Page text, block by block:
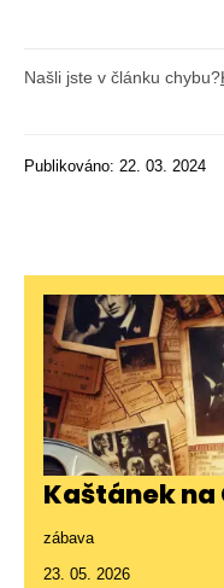
Našli jste v článku chybu?
Publikováno: 22. 03. 2024
Kaštánek na
zábava
23. 05. 2026